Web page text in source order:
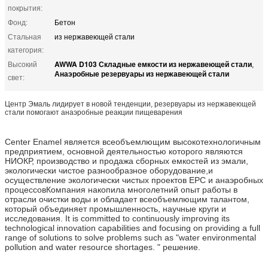
покрытия:
Фонд:
Бетон
Стальная
категория:
из нержавеющей стали
Высокий
свет:
AWWA D103 Складные емкости из нержавеющей стали,
Анаэробные резервуары из нержавеющей стали
Центр Эмаль лидирует в новой тенденции, резервуары из нержавеющей
стали помогают анаэробные реакции пищеварения
Center Enamel является всеобъемлющим высокотехнологичным
предприятием, основной деятельностью которого являются
НИОКР, производство и продажа сборных емкостей из эмали,
экологически чистое разнообразное оборудование,и
осуществление экологически чистых проектов EPC и анаэробных
процессовКомпания накопила многолетний опыт работы в
отрасли очистки воды и обладает всеобъемлющим талантом,
который объединяет промышленность, научные круги и
исследования. It is committed to continuously improving its
technological innovation capabilities and focusing on providing a full
range of solutions to solve problems such as "water environmental
pollution and water resource shortages. " решение.